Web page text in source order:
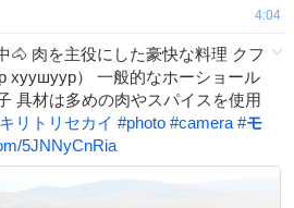
4:04
🐴 肉を主役にした豪快な料理 クフ
хуушуур） 一般的なホーショール
具材は多めの肉やスパイスを使用
キリトリセカイ #photo #camera #モ
5JNNyCnRia